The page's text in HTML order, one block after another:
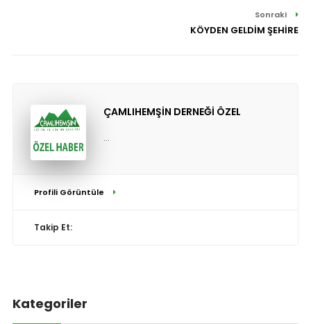
Sonraki
KÖYDEN GELDİM ŞEHİRE
ÇAMLIHEMŞİN DERNEĞİ ÖZEL
...
Profili Görüntüle
Takip Et:
Kategoriler